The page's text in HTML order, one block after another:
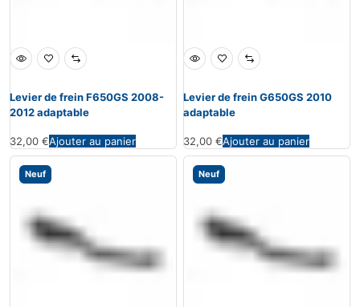
Levier de frein F650GS 2008-
2012 adaptable
32,00 €Ajouter au panier
Levier de frein G650GS 2010
adaptable
32,00 €Ajouter au panier
Neuf Neuf